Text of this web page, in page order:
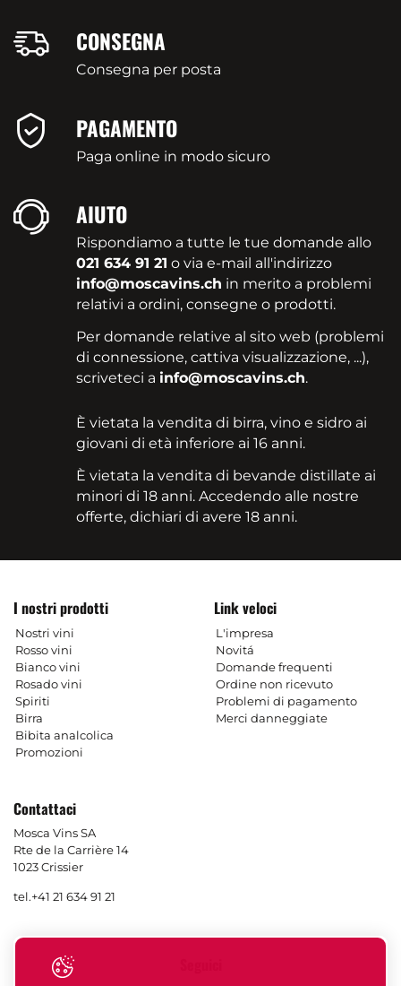
CONSEGNA
Consegna per posta
PAGAMENTO
Paga online in modo sicuro
AIUTO
Rispondiamo a tutte le tue domande allo
021 634 91 21 o via e-mail all'indirizzo
info@moscavins.ch in merito a problemi
relativi a ordini, consegne o prodotti.
Per domande relative al sito web (problemi
di connessione, cattiva visualizzazione, ...),
scriveteci a info@moscavins.ch.
È vietata la vendita di birra, vino e sidro ai
giovani di età inferiore ai 16 anni.
È vietata la vendita di bevande distillate ai
minori di 18 anni. Accedendo alle nostre
offerte, dichiari di avere 18 anni.
I nostri prodotti
Nostri vini
Rosso vini
Bianco vini
Rosado vini
Spiriti
Birra
Bibita analcolica
Promozioni
Link veloci
L'impresa
Novitá
Domande frequenti
Ordine non ricevuto
Problemi di pagamento
Merci danneggiate
Contattaci
Mosca Vins SA
Rte de la Carrière 14
1023 Crissier
tel.+41 21 634 91 21